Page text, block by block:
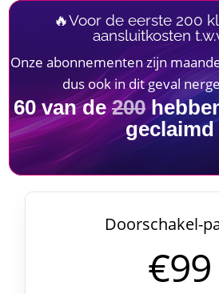
🔥Voor de eerste 200
aansluitkosten
Onze abonnementen zijn
dus ook in dit geval
60van de200
geclaimd
Doorschakel-
€99